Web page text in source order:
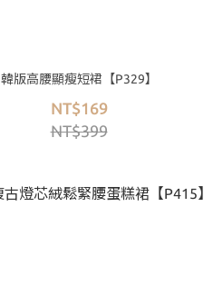
韓版高腰顯瘦短裙【P329】
NT$169
NT$399